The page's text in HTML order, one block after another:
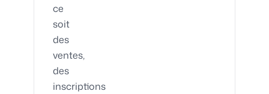
ce
soit
des
ventes,
des
inscriptions